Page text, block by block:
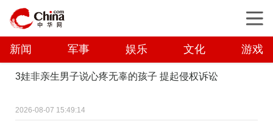
新闻 军事 娱乐 文化 游戏
3娃非亲生男子说心疼无辜的孩子 提起侵权诉讼
2026-08-07 15:49:14